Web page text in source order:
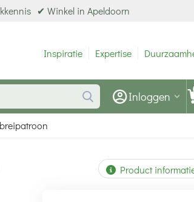
✔ Winkel in Apeldoorn
Inspiratie Expertise
Inloggen
Product